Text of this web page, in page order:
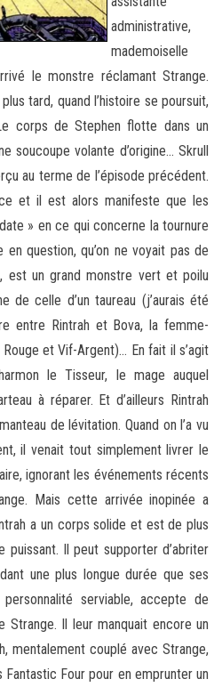
administrative,
mademoiselle
le monstre réclamant Strange.
tard, quand l’histoire se poursuit,
corps de Stephen flotte dans un
soucoupe volante d’origine… Skrull
au terme de l’épisode précédent.
et il est alors manifeste que les
» en ce qui concerne la tournure
question, qu’on ne voyait pas de
est un grand monstre vert et poilu
de celle d’un taureau (j’aurais été
entre Rintrah et Bova, la femme-
et Vif-Argent)… En fait il s’agit
le Tisseur, le mage auquel
à réparer. Et d’ailleurs Rintrah
de lévitation. Quand on l’a vu
il venait tout simplement livrer le
ignorant les événements récents
Mais cette arrivée inopinée a
a un corps solide et est de plus
puissant. Il peut supporter d’abriter
une plus longue durée que ses
serviable, accepte de
Strange. Il leur manquait encore un
mentalement couplé avec Strange,
Fantastic Four pour en emprunter un